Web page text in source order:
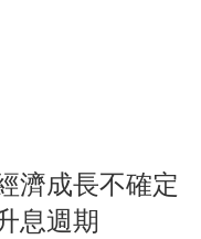
濟成長不確定
息週期